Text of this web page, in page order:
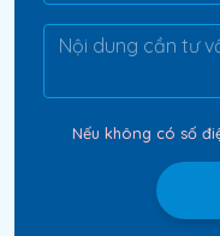
Nếu không có số